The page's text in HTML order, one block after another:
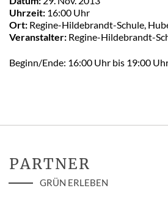
Uhrzeit: 16:00 Uhr
Ort: Regine-Hildebrandt-Schule,
Veranstalter: Regine-Hildebrandt-
Beginn/Ende: 16:00 Uhr bis 19:00
PARTNER
GRÜN ERLEBEN